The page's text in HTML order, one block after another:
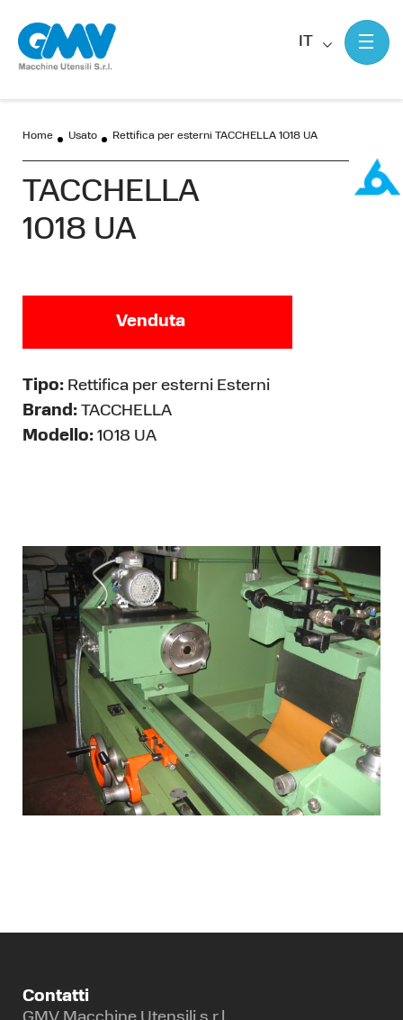
IT
Home Usato Rettifica per esterni TACCHELLA 1018 UA
TACCHELLA
1018 UA
Venduta
Tipo: Rettifica per esterni Esterni
Brand: TACCHELLA
Modello: 1018 UA
Contatti